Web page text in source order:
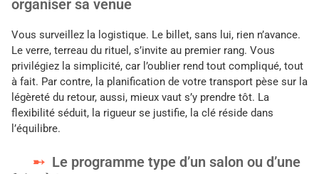
organiser sa venue
Vous surveillez la logistique. Le billet, sans lui, rien n’avance.
Le verre, terreau du rituel, s’invite au premier rang. Vous
privilégiez la simplicité, car l’oublier rend tout compliqué, tout
à fait. Par contre, la planification de votre transport pèse sur la
légèreté du retour, aussi, mieux vaut s’y prendre tôt. La
flexibilité séduit, la rigueur se justifie, la clé réside dans
l’équilibre.
Le programme type d’un salon ou d’une